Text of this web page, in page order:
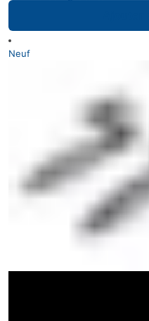
Neuf